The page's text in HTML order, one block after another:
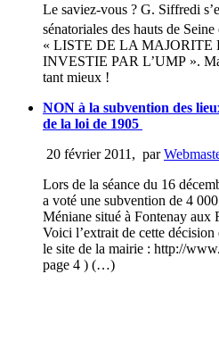
Le saviez-vous ? G. Siffredi
sénatoriales des hauts de
« LISTE DE LA MAJORITE
INVESTIE PAR L’UMP ».
tant mieux !
NON à la subvention des
de la loi de 1905
20 février 2011 , par
Lors de la séance du 16
a voté une subvention de 4
Méniane situé à Fontenay aux
Voici l’extrait de cette
le site de la mairie : http://
page 4 ) (…)